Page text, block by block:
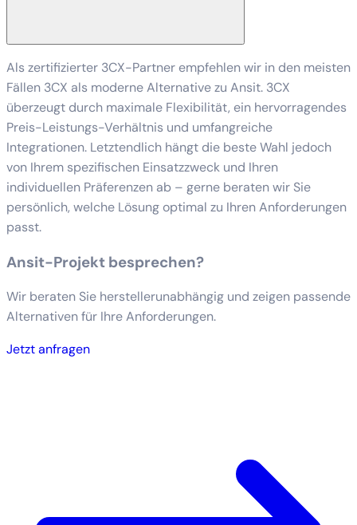
Als zertifizierter 3CX-Partner empfehlen wir in den meisten
Fällen 3CX als moderne Alternative zu Ansit. 3CX
überzeugt durch maximale Flexibilität, ein hervorragendes
Preis-Leistungs-Verhältnis und umfangreiche
Integrationen. Letztendlich hängt die beste Wahl jedoch
von Ihrem spezifischen Einsatzzweck und Ihren
individuellen Präferenzen ab – gerne beraten wir Sie
persönlich, welche Lösung optimal zu Ihren Anforderungen
passt.
Ansit-Projekt besprechen?
Wir beraten Sie herstellerunabhängig und zeigen passende
Alternativen für Ihre Anforderungen.
Jetzt anfragen